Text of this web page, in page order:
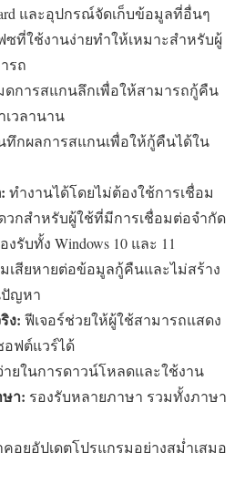
และอุปกรณ์จัดเก็บข้อมูลที่อื่นๆ
ซที่ใช้งานง่ายทำให้เหมาะสำหรับผู้
รถ
ดการสแกนลึกเพื่อให้สามารถกู้คืน
วลานาน
ทึกผลการสแกนเพื่อให้กู้คืนได้ใน
ทำงานได้โดยไม่ต้องใช้การเชื่อม
วกสำหรับผู้ใช้ที่มีการเชื่อมต่อจำกัด
งรับทั้ง Windows 10 และ 11
เสียหายต่อข้อมูลกู้คืนและไม่สร้าง
ญหา
ง: ฟีเจอร์ช่วยให้ผู้ใช้สามารถแสดง
อฟต์แวร์ได้
ยในการดาวน์โหลดและใช้งาน
า: รองรับหลายภาษา รวมทั้งภาษา
อยอัปเดตโปรแกรมอย่างสม่ำเสมอ